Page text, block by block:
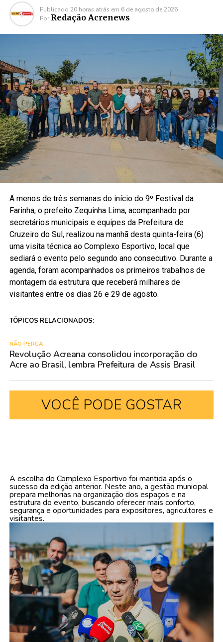
Publicado 20 horas atrás em 6 de agosto de 2026
Por Redação Acrenews
A menos de três semanas do início do 9º Festival da
Farinha, o prefeito Zequinha Lima, acompanhado por
secretários municipais e equipes da Prefeitura de
Cruzeiro do Sul, realizou na manhã desta quinta-feira (6)
uma visita técnica ao Complexo Esportivo, local que
sediará o evento pelo segundo ano consecutivo. Durante a
agenda, foram acompanhados os primeiros trabalhos de
montagem da estrutura que receberá milhares de
visitantes entre os dias 26 e 29 de agosto.
TÓPICOS RELACIONADOS:
NÃO PERCA
Revolução Acreana consolidou incorporação do
Acre ao Brasil, lembra Prefeitura de Assis Brasil
VOCÊ PODE GOSTAR
A escolha do Complexo Esportivo foi mantida após o
sucesso da edição anterior. Neste ano, a gestão municipal
prepara melhorias na organização dos espaços e na
estrutura do evento, buscando oferecer mais conforto,
segurança e oportunidades para expositores, agricultores e
visitantes.